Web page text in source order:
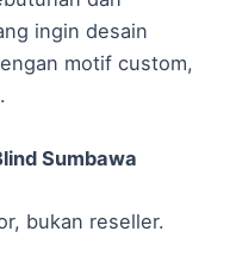
ingin desain
motif custom,
Sumbawa
bukan reseller.